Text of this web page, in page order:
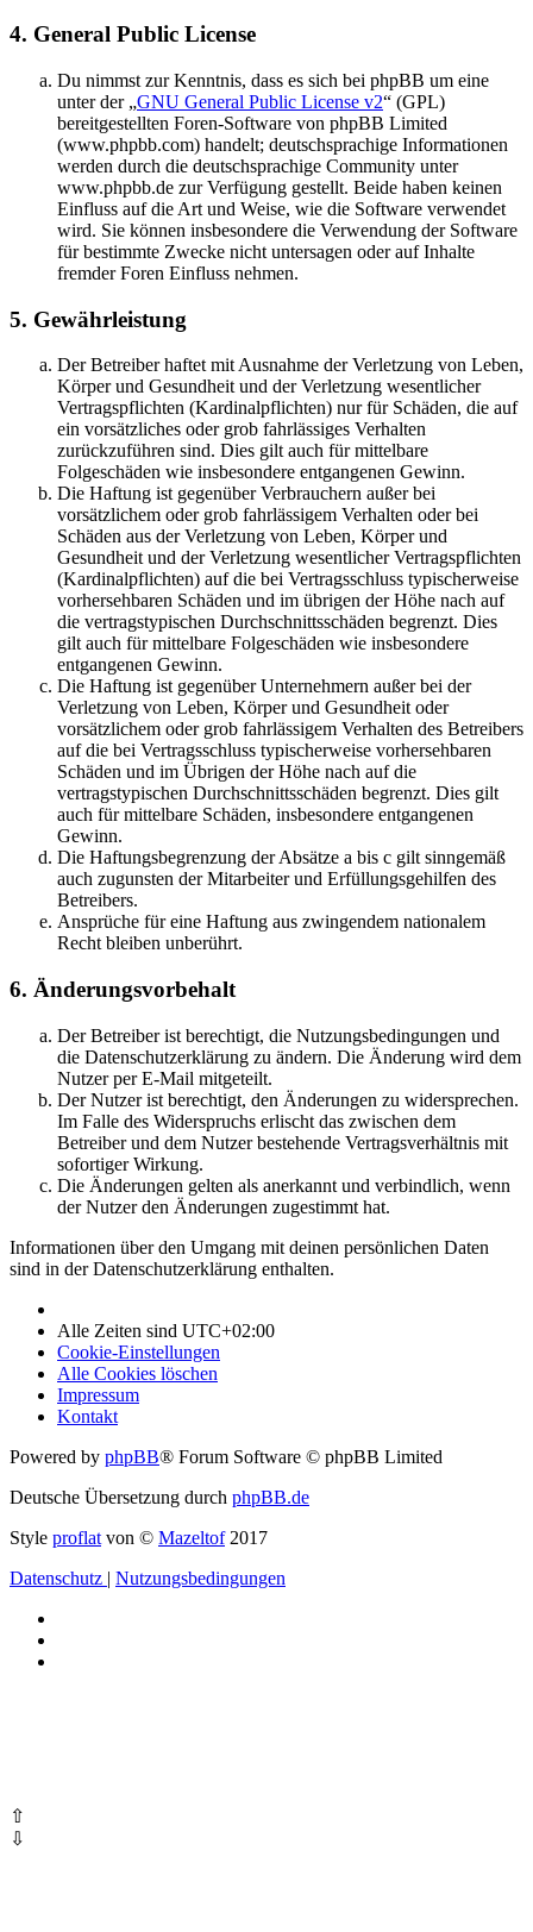
4. General Public License
Du nimmst zur Kenntnis, dass es sich bei phpBB um eine
unter der „GNU General Public License v2“ (GPL)
bereitgestellten Foren-Software von phpBB Limited
(www.phpbb.com) handelt; deutschsprachige Informationen
werden durch die deutschsprachige Community unter
www.phpbb.de zur Verfügung gestellt. Beide haben keinen
Einfluss auf die Art und Weise, wie die Software verwendet
wird. Sie können insbesondere die Verwendung der Software
für bestimmte Zwecke nicht untersagen oder auf Inhalte
fremder Foren Einfluss nehmen.
5. Gewährleistung
Der Betreiber haftet mit Ausnahme der Verletzung von Leben,
Körper und Gesundheit und der Verletzung wesentlicher
Vertragspflichten (Kardinalpflichten) nur für Schäden, die auf
ein vorsätzliches oder grob fahrlässiges Verhalten
zurückzuführen sind. Dies gilt auch für mittelbare
Folgeschäden wie insbesondere entgangenen Gewinn.
Die Haftung ist gegenüber Verbrauchern außer bei
vorsätzlichem oder grob fahrlässigem Verhalten oder bei
Schäden aus der Verletzung von Leben, Körper und
Gesundheit und der Verletzung wesentlicher Vertragspflichten
(Kardinalpflichten) auf die bei Vertragsschluss typischerweise
vorhersehbaren Schäden und im übrigen der Höhe nach auf
die vertragstypischen Durchschnittsschäden begrenzt. Dies
gilt auch für mittelbare Folgeschäden wie insbesondere
entgangenen Gewinn.
Die Haftung ist gegenüber Unternehmern außer bei der
Verletzung von Leben, Körper und Gesundheit oder
vorsätzlichem oder grob fahrlässigem Verhalten des Betreibers
auf die bei Vertragsschluss typischerweise vorhersehbaren
Schäden und im Übrigen der Höhe nach auf die
vertragstypischen Durchschnittsschäden begrenzt. Dies gilt
auch für mittelbare Schäden, insbesondere entgangenen
Gewinn.
Die Haftungsbegrenzung der Absätze a bis c gilt sinngemäß
auch zugunsten der Mitarbeiter und Erfüllungsgehilfen des
Betreibers.
Ansprüche für eine Haftung aus zwingendem nationalem
Recht bleiben unberührt.
6. Änderungsvorbehalt
Der Betreiber ist berechtigt, die Nutzungsbedingungen und
die Datenschutzerklärung zu ändern. Die Änderung wird dem
Nutzer per E-Mail mitgeteilt.
Der Nutzer ist berechtigt, den Änderungen zu widersprechen.
Im Falle des Widerspruchs erlischt das zwischen dem
Betreiber und dem Nutzer bestehende Vertragsverhältnis mit
sofortiger Wirkung.
Die Änderungen gelten als anerkannt und verbindlich, wenn
der Nutzer den Änderungen zugestimmt hat.
Informationen über den Umgang mit deinen persönlichen Daten
sind in der Datenschutzerklärung enthalten.
Alle Zeiten sind UTC+02:00
Cookie-Einstellungen
Alle Cookies löschen
Impressum
Kontakt
Powered by phpBB® Forum Software © phpBB Limited
Deutsche Übersetzung durch phpBB.de
Style proflat von © Mazeltof2017
Datenschutz | Nutzungsbedingungen
⇧
⇩